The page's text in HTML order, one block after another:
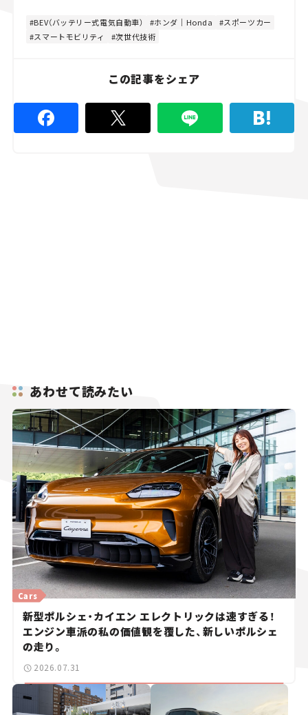
BEV（バッテリー式電気自動車） ホンダ｜Honda
スポーツカー
スマートモビリティ
次世代技術
この記事をシェア
あわせて読みたい
Cars
新型ポルシェ・カイエン エレクトリックは速すぎる！
エンジン車派の私の価値観を覆した、新しいポルシェ
の走り。
2026.07.31